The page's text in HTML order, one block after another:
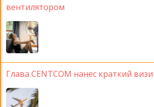
вентилятором
Глава CENTCOM нанес краткий